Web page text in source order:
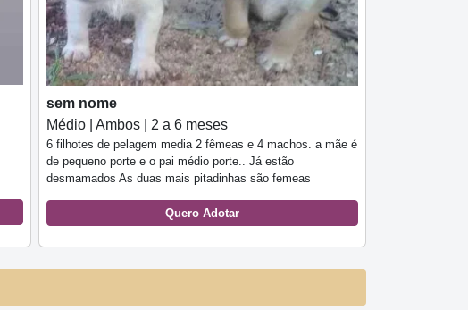
sem nome
Médio | Ambos | 2 a 6 meses
6 filhotes de pelagem media 2 fêmeas e 4 machos. a mãe é
de pequeno porte e o pai médio porte.. Já estão
desmamados As duas mais pitadinhas são femeas
Quero Adotar